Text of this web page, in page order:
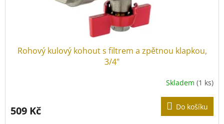
Rohový kulový kohout s filtrem a zpětnou klapkou,
3/4"
Skladem (1 ks)
509 Kč Do košíku